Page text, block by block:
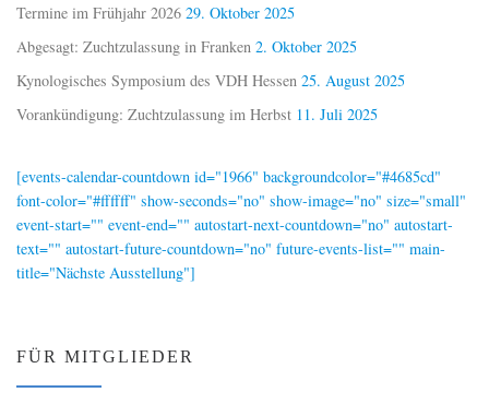
Termine im Frühjahr 2026 29. Oktober 2025
Abgesagt: Zuchtzulassung in Franken 2. Oktober 2025
Kynologisches Symposium des VDH Hessen 25. August 2025
Vorankündigung: Zuchtzulassung im Herbst 11. Juli 2025
[events-calendar-countdown id="1966" backgroundcolor="#4685cd"
font-color="#ffffff" show-seconds="no" show-image="no" size="small"
event-start="" event-end="" autostart-next-countdown="no" autostart-
text="" autostart-future-countdown="no" future-events-list="" main-
title="Nächste Ausstellung"]
FÜR MITGLIEDER